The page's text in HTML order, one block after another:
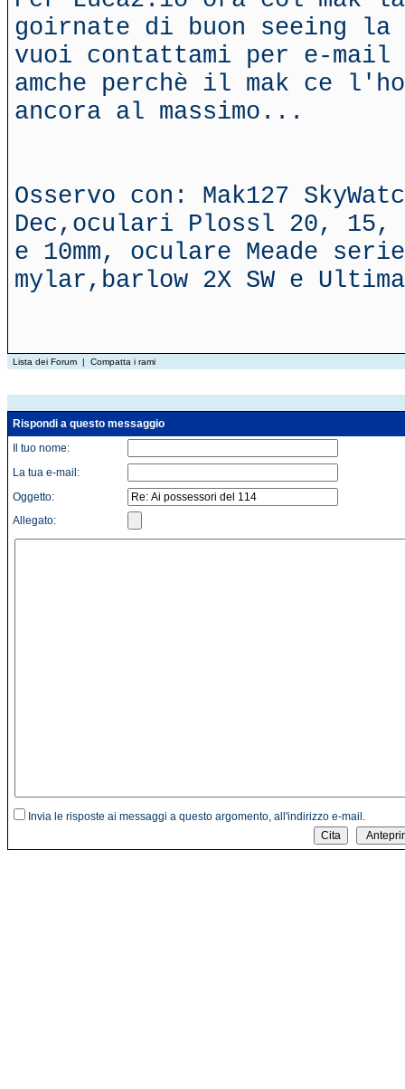
goirnate di buon seeing
vuoi contattami per e-mail
amche perchè il mak ce
ancora al massimo...
Osservo con: Mak127
Dec,oculari Plossl 20, 15,
e 10mm, oculare Meade
mylar,barlow 2X SW e
Lista dei Forum | Compatta i rami
Rispondi a questo messaggio
Il tuo nome:
La tua e-mail:
Oggetto:
Allegato:
Invia le risposte ai messaggi a questo argomento, all'indirizzo e-mail.